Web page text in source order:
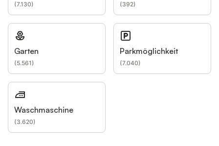
(7.130) (392)
Garten
(5.561)
Parkmöglichkeit
(7.040)
Waschmaschine
(3.620)